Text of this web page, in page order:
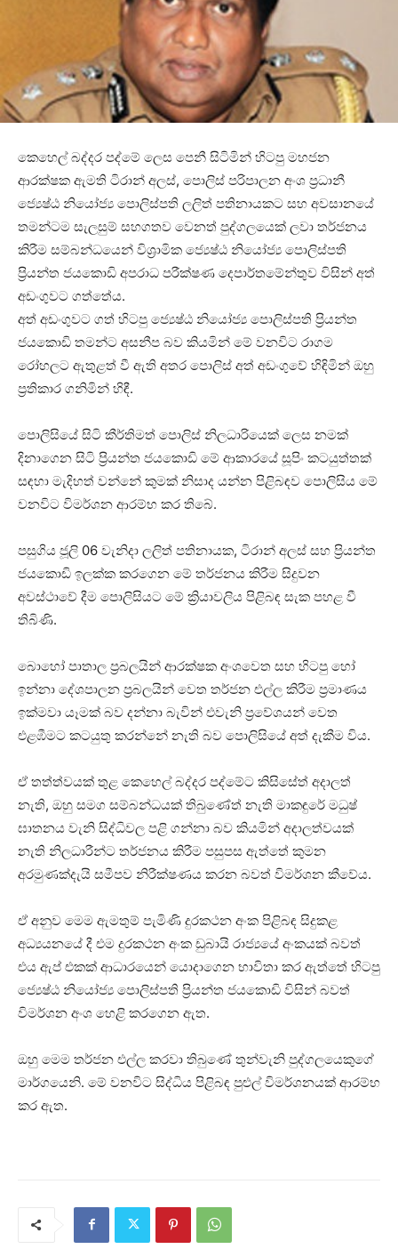
කෙහෙල් බද්දර පද්මේ ලෙස පෙනී සිටිමින් හිටපු මහජන
ආරක්ෂක ඇමති ටිරාන් අලස්, පොලිස් පරිපාලන අංශ ප්‍රධානී
ජ්‍යෙෂ්ඨ නියෝජ්‍ය පොලිස්පති ලලිත් පතිනායකට සහ අවසානයේ
තමන්ටම සැලසුම් සහගතව වෙනත් පුද්ගලයෙක් ලවා තර්ජනය
කිරීම සම්බන්ධයෙන් විශ්‍රාමික ජ්‍යෙෂ්ඨ නියෝජ්‍ය පොලිස්පති
ප්‍රියන්ත ජයකොඩි අපරාධ පරීක්ෂණ දෙපාර්තමේන්තුව විසින් අත්
අඩංගුවට ගත්තේය.
අත් අඩංගුවට ගත් හිටපු ජ්‍යෙෂ්ඨ නියෝජ්‍ය පොලිස්පති ප්‍රියන්ත
ජයකොඩි තමන්ට අසනීප බව කියමින් මේ වනවිට රාගම
රෝහලට ඇතුළත් වී ඇති අතර පොලිස් අත් අඩංගුවේ හිඳිමින් ඔහු
ප්‍රතිකාර ගනිමින් හිඳී.
පොලිසියේ සිටි කීර්තිමත් පොලිස් නිලධාරියෙක් ලෙස නමක්
දිනාගෙන සිටි ප්‍රියන්ත ජයකොඩි මේ ආකාරයේ සූපිං කටයුත්තක්
සඳහා මැදිහත් වන්නේ කුමක් නිසාද යන්න පිළිබඳව පොලිසිය මේ
වනවිට විමර්ශන ආරම්භ කර තිබේ.
පසුගිය ජූලි 06 වැනිදා ලලිත් පතිනායක, ටිරාන් අලස් සහ ප්‍රියන්ත
ජයකොඩි ඉලක්ක කරගෙන මේ තර්ජනය කිරීම සිදුවන
අවස්ථාවේ දීම පොලිසියට මේ ක්‍රියාවලිය පිළිබඳ සැක පහළ වී
තිබිණි.
බොහෝ පාතාල ප්‍රබලයින් ආරක්ෂක අංශවෙත සහ හිටපු හෝ
ඉන්නා දේශපාලන ප්‍රබලයින් වෙත තර්ජන එල්ල කිරීම ප්‍රමාණය
ඉක්මවා යෑමක් බව දන්නා බැවින් එවැනි ප්‍රවේශයන් වෙත
එළඹීමට කටයුතු කරන්නේ නැති බව පොලිසියේ අත් දැකීම විය.
ඒ තත්ත්වයක් තුළ කෙහෙල් බද්දර පද්මේට කිසිසේත් අදාලත්
නැති, ඔහු සමග සම්බන්ධයක් තිබුණේත් නැති මාකඳුරේ මධුෂ්
ඝාතනය වැනි සිද්ධිවල පළි ගන්නා බව කියමින් අදාලත්වයක්
නැති නිලධාරීන්ට තර්ජනය කිරීම පසුපස ඇත්තේ කුමන
අරමුණක්දැයි සමීපව නිරීක්ෂණය කරන බවත් විමර්ශන කීවේය.
ඒ අනුව මෙම ඇමතුම් පැමිණි දුරකථන අංක පිළිබඳ සිදුකළ
අධ්‍යයනයේ දී එම දුරකථන අංක ඩුබායි රාජ්‍යයේ අංකයක් බවත්
එය ඇප් එකක් ආධාරයෙන් යොදාගෙන භාවිතා කර ඇත්තේ හිටපු
ජ්‍යෙෂ්ඨ නියෝජ්‍ය පොලිස්පති ප්‍රියන්ත ජයකොඩි විසින් බවත්
විමර්ශන අංශ හෙළි කරගෙන ඇත.
ඔහු මෙම තර්ජන එල්ල කරවා තිබුණේ තුන්වැනි පුද්ගලයෙකුගේ
මාර්ගයෙනි. මේ වනවිට සිද්ධිය පිළිබඳ පුළුල් විමර්ශනයක් ආරම්භ
කර ඇත.